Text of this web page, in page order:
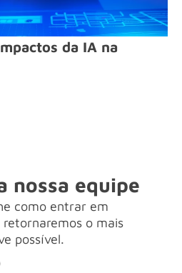
da IA na
nossa equipe
como entrar em
o mais
possível.